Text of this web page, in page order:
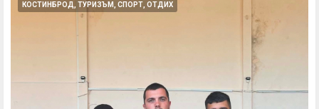
КОСТИНБРОД, ТУРИЗЪМ, СПОРТ, ОТДИХ